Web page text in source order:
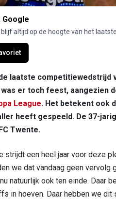
Google
altijd op de hoogte van het
laatste competitiewedstrijd
er toch feest, aangezien
League. Het betekent ook
heeft gespeeld. De 37-
Twente.
strijdt een heel jaar voor deze
we dat vandaag geen
natuurlijk ook ten einde. Daar
in hoeven. Daar hebben we